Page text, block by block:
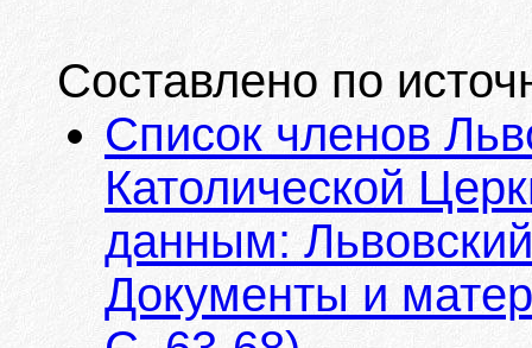
Составлено по
Список членов
Католической
данным:
Документы и